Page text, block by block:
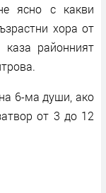
ясно с какви
хора от
районният
6-ма души, ако
от 3 до 12